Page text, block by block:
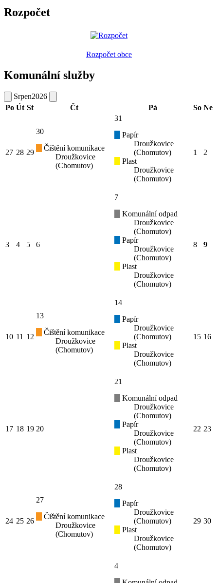
Rozpočet
Rozpočet obce
Komunální služby
Srpen2026
Po Út St Čt Pá So Ne
27 28 29
30
Čištění komunikace
Droužkovice
(Chomutov)
31
Papír
Droužkovice
(Chomutov)
Plast
Droužkovice
(Chomutov)
1 2
3 4 5 6
7
Komunální odpad
Droužkovice
(Chomutov)
Papír
Droužkovice
(Chomutov)
Plast
Droužkovice
(Chomutov)
8 9
10 11 12
13
Čištění komunikace
Droužkovice
(Chomutov)
14
Papír
Droužkovice
(Chomutov)
Plast
Droužkovice
(Chomutov)
15 16
17 18 19 20
21
Komunální odpad
Droužkovice
(Chomutov)
Papír
Droužkovice
(Chomutov)
Plast
Droužkovice
(Chomutov)
22 23
24 25 26
27
Čištění komunikace
Droužkovice
(Chomutov)
28
Papír
Droužkovice
(Chomutov)
Plast
Droužkovice
(Chomutov)
29 30
4